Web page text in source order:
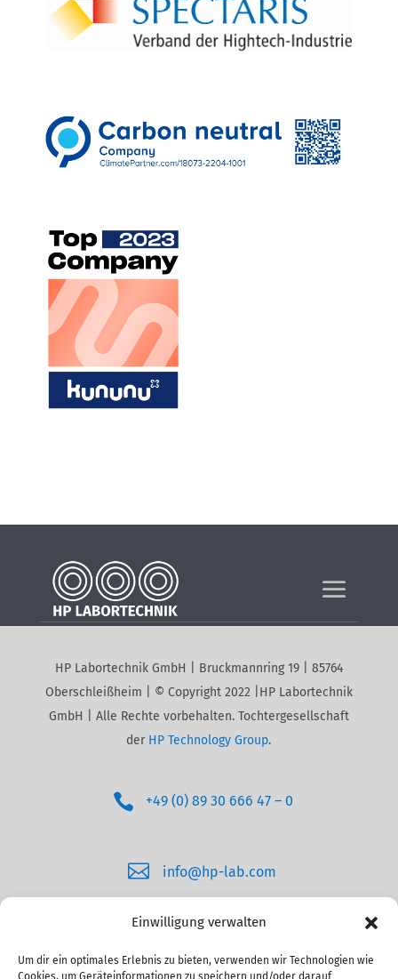
Einwilligung verwalten
Um dir ein optimales Erlebnis zu bieten, verwenden wir Technologien wie
Cookies, um Geräteinformationen zu speichern und/oder darauf
HP Labortechnik GmbH | Bruckmannring 19 | 85764
Oberschleißheim | © Copyright 2022 |HP Labortechnik
GmbH | Alle Rechte vorbehalten. Tochtergesellschaft
der HP Technology Group.
 +49 (0) 89 30 666 47 – 0
 info@hp-lab.com